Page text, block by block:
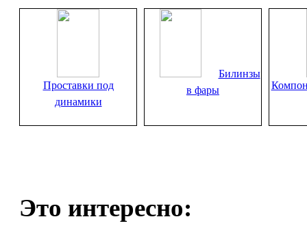
Проставки под
динамики
Билинзы
в фары
Это интересно: